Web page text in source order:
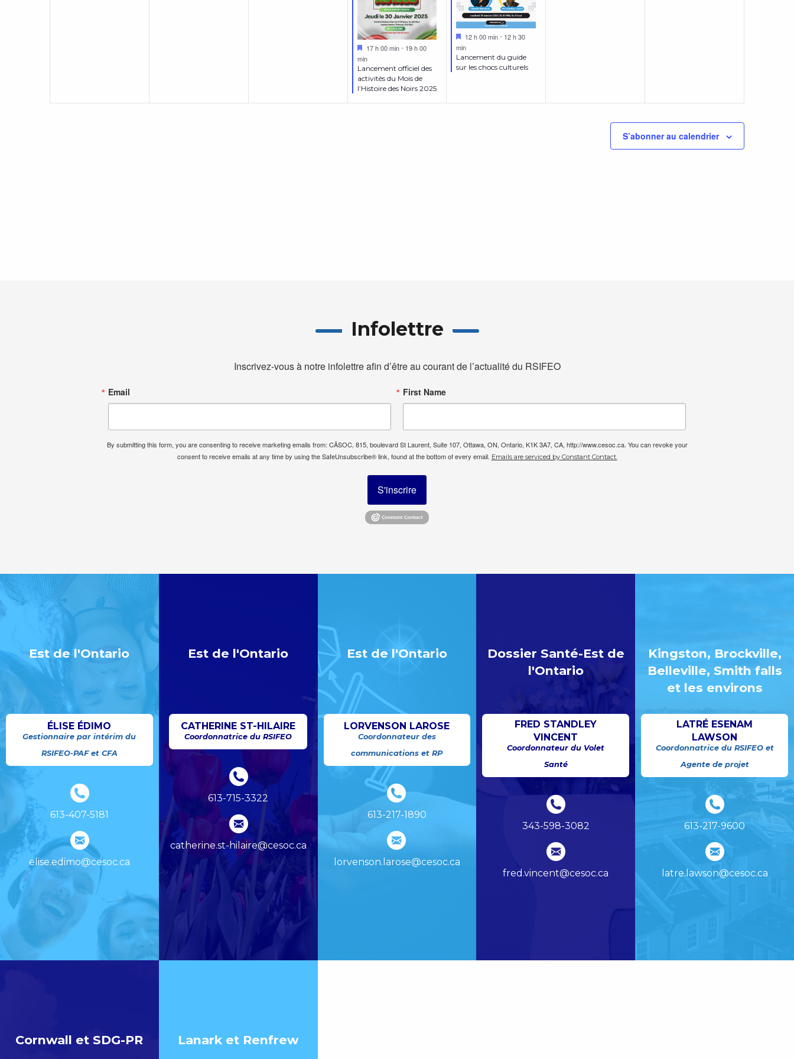
Mis
17 h 00 min - 19 h 00
min
Lancement officiel des
activités du Mois de
l’Histoire des Noirs 2025
Mis
12 h 00 min- 12 h 30
min
Lancement du guide
sur les chocs culturels
S’abonner au calendrier
Infolettre
Inscrivez-vous à notre infolettre afin d’être au courant de l’actualité du RSIFEO
Email First Name
By submitting this form, you are consenting to receive marketing emails from: CÃSOC, 815, boulevard St Laurent, Suite 107, Ottawa, ON, Ontario, K1K 3A7, CA, http://www.cesoc.ca. You can revoke your
consent to receive emails at any time by using the SafeUnsubscribe® link, found at the bottom of every email. Emails are serviced by Constant Contact.
S'inscrire
Est de l'Ontario
ÉLISE ÉDIMO
Gestionnaire par intérim du
RSIFEO-PAF et CFA
613-407-5181
elise.edimo@cesoc.ca
Est de l'Ontario
CATHERINE ST-HILAIRE
Coordonnatrice du RSIFEO
613-715-3322
catherine.st-hilaire@cesoc.ca
Est de l'Ontario
LORVENSON LAROSE
Coordonnateur des
communications et RP
613-217-1890
lorvenson.larose@cesoc.ca
Dossier Santé-Est de
l'Ontario
FRED STANDLEY
VINCENT
Coordonnateur du Volet
Santé
343-598-3082
fred.vincent@cesoc.ca
Kingston, Brockville,
Belleville, Smith falls
et les environs
LATRÉ ESENAM
LAWSON
Coordonnatrice du RSIFEO et
Agente de projet
613-217-9600
latre.lawson@cesoc.ca
Cornwall et SDG-PR Lanark et Renfrew